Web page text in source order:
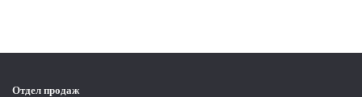
Отдел продаж